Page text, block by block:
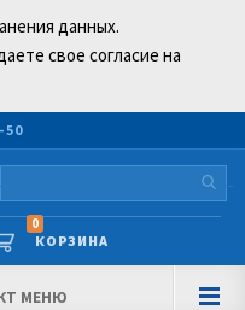
данных.
свое согласие на
КОРЗИНА
0
МЕНЮ